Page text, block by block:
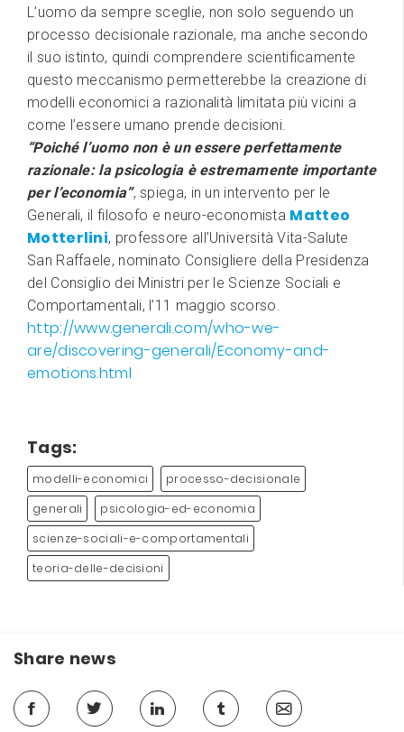
L’uomo da sempre sceglie, non solo seguendo un
processo decisionale razionale, ma anche secondo
il suo istinto, quindi comprendere scientificamente
questo meccanismo permetterebbe la creazione di
modelli economici a razionalità limitata più vicini a
come l’essere umano prende decisioni.
“Poiché l’uomo non è un essere perfettamente
razionale: la psicologia è estremamente importante
per l’economia”, spiega, in un intervento per le
Generali, il filosofo e neuro-economista Matteo
Motterlini, professore all’Università Vita-Salute
San Raffaele, nominato Consigliere della Presidenza
del Consiglio dei Ministri per le Scienze Sociali e
Comportamentali, l’11 maggio scorso.
http://www.generali.com/who-we-
are/discovering-generali/Economy-and-
emotions.html
Tags:
modelli-economici
processo-decisionale
generali
psicologia-ed-economia
scienze-sociali-e-comportamentali
teoria-delle-decisioni
Share news